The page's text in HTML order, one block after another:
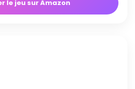
le jeu sur Amazon